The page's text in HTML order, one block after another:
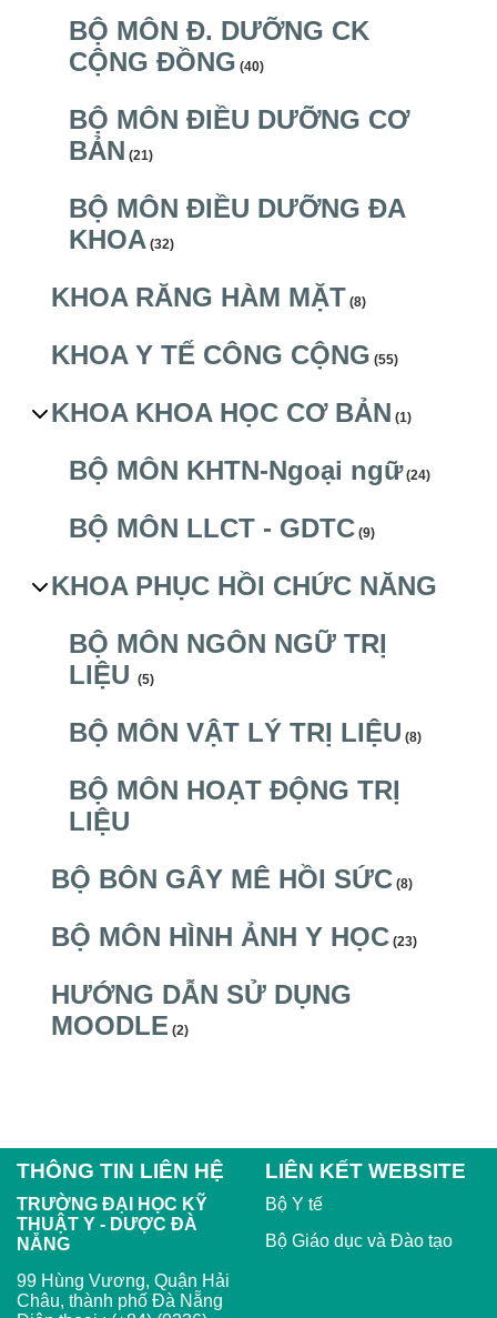
BỘ MÔN Đ. DƯỠNG CK
CỘNG ĐỒNG (40)
BỘ MÔN ĐIỀU DƯỠNG CƠ
BẢN (21)
BỘ MÔN ĐIỀU DƯỠNG ĐA
KHOA(32)
KHOA RĂNG HÀM MẶT (8)
KHOA Y TẾ CÔNG CỘNG (55)
KHOA KHOA HỌC CƠ BẢN (1)
BỘ MÔN KHTN-Ngoại ngữ(24)
BỘ MÔN LLCT - GDTC(9)
KHOA PHỤC HỒI CHỨC NĂNG
BỘ MÔN NGÔN NGỮ TRỊ
LIỆU (5)
BỘ MÔN VẬT LÝ TRỊ LIỆU (8)
BỘ MÔN HOẠT ĐỘNG TRỊ
LIỆU
BỘ BÔN GÂY MÊ HỒI SỨC(8)
BỘ MÔN HÌNH ẢNH Y HỌC(23)
HƯỚNG DẪN SỬ DỤNG
MOODLE (2)
THÔNG TIN LIÊN HỆ
TRƯỜNG ĐẠI HỌC KỸ
THUẬT Y - DƯỢC ĐÀ
NẴNG
99 Hùng Vương, Quận Hải
Châu, thành phố Đà Nẵng
LIÊN KẾT WEBSITE
Bộ Y tế
Bộ Giáo dục và Đào tạo